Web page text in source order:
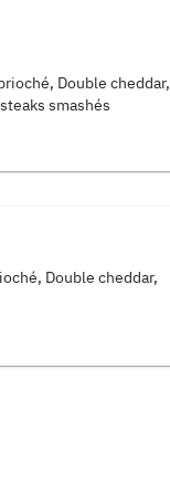
Double cheddar,
smashés
Double cheddar,